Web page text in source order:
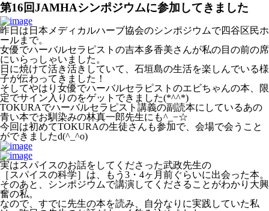
第16回JAMHAシンポジウムに参加してきました
昨日は日本メディカルハーブ協会のシンポジウムで四谷区民ホ
ールまで。
女優でハーバルセラピストの吉本多香美さんが私の目の前の席
にいらっしゃいました。
日に焼けて活き活きしていて、石垣島の生活を楽しんでいる様
子が伝わってきました！
そしてやはり女優でハーバルセラピストのエビちゃんの本、限
定でサイン入りのをゲットできました(*^^*)
TOKURAでハーバルセラピスト講義の副読本にしているあの
青い本でお馴染みの林真一郎先生にも^_−☆
今回は初めてTOKURAの生徒さんも参加で、会場で会うこと
ができましたd(^_^o)
実はスパイスのお話をしてくださった武政先生の
［スパイスの科学］は、もう3・4ヶ月前ぐらいに出会った本。
そのあと、シンポジウムで講演してくださることがわかり大興
奮の私。
なので、すでに先生の本を読み、自分なりに実践していた私